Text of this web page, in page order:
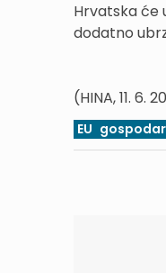
Hrvatska će
dodatno
(HINA, 11. 6.
EU